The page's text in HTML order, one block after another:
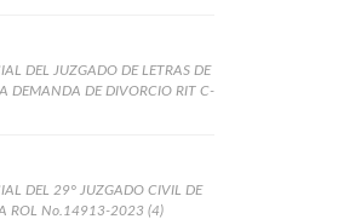
DEL JUZGADO DE LETRAS DE
DEMANDA DE DIVORCIO RIT C-
DEL 29° JUZGADO CIVIL DE
ROL No.14913-2023 (4)